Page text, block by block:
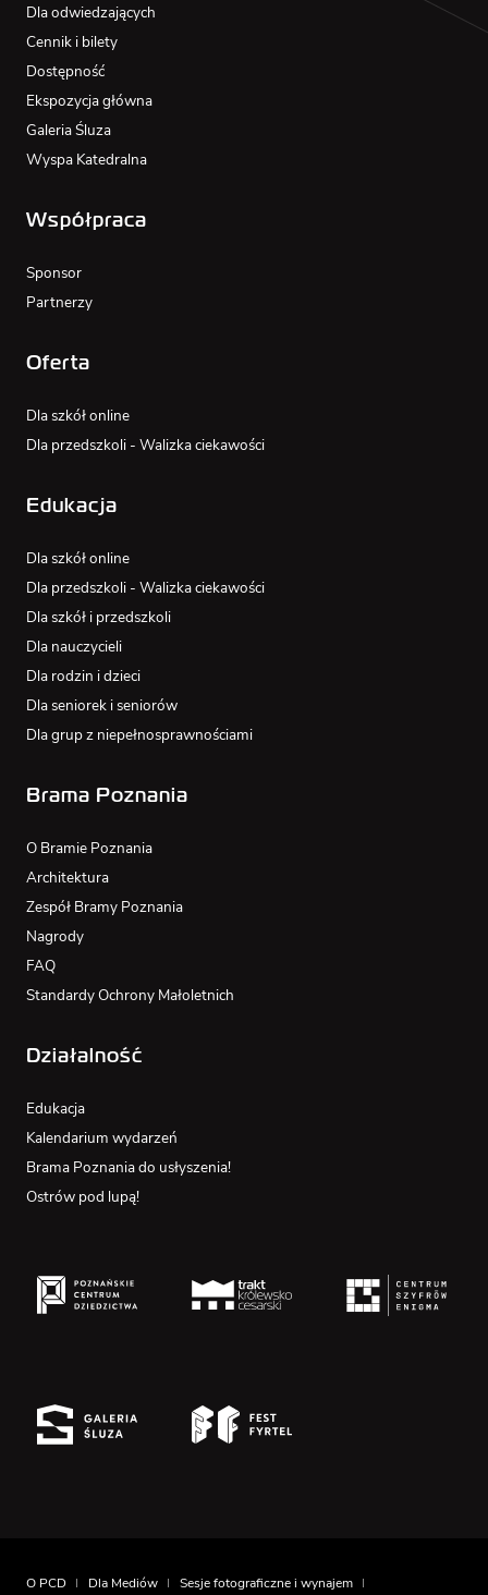
Dla odwiedzających
Cennik i bilety
Dostępność
Ekspozycja główna
Galeria Śluza
Wyspa Katedralna
Współpraca
Sponsor
Partnerzy
Oferta
Dla szkół online
Dla przedszkoli - Walizka ciekawości
Edukacja
Dla szkół online
Dla przedszkoli - Walizka ciekawości
Dla szkół i przedszkoli
Dla nauczycieli
Dla rodzin i dzieci
Dla seniorek i seniorów
Dla grup z niepełnosprawnościami
Brama Poznania
O Bramie Poznania
Architektura
Zespół Bramy Poznania
Nagrody
FAQ
Standardy Ochrony Małoletnich
Działalność
Edukacja
Kalendarium wydarzeń
Brama Poznania do usłyszenia!
Ostrów pod lupą!
O PCD Dla Mediów Sesje fotograficzne i wynajem